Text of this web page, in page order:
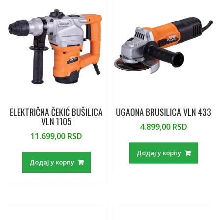
o
k p
ELEKTRIČNA ČEKIĆ BUŠILICA
VLN 1105
11.699,00 RSD
Додај у корпу
UGAONA BRUSILICA VLN 433
4.899,00 RSD
Додај у корпу